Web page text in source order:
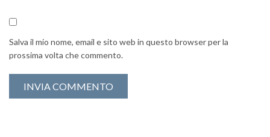
Salva il mio nome, email e sito web in questo browser per la
prossima volta che commento.